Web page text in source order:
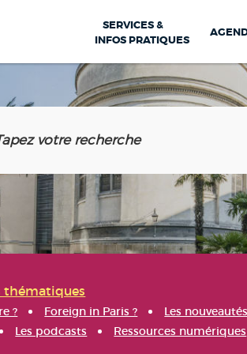
SERVICES &
INFOS PRATIQUES
thématiques
? Foreign in Paris ? Les nouveautés
Les podcasts Ressources numériques